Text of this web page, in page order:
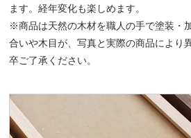
ます。経年変化も楽しめます。
※商品は天然の木材を職人の手で塗装・
合いや木目が、写真と実際の商品により
卒ご了承ください。